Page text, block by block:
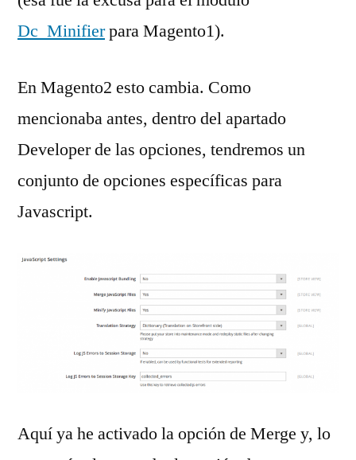
Dc_Minifierpara Magento1).
En Magento2 esto cambia. Como
mencionaba antes, dentro del apartado
Developer de las opciones, tendremos un
conjunto de opciones específicas para
Javascript.
Aquí ya he activado la opción de Merge y, lo